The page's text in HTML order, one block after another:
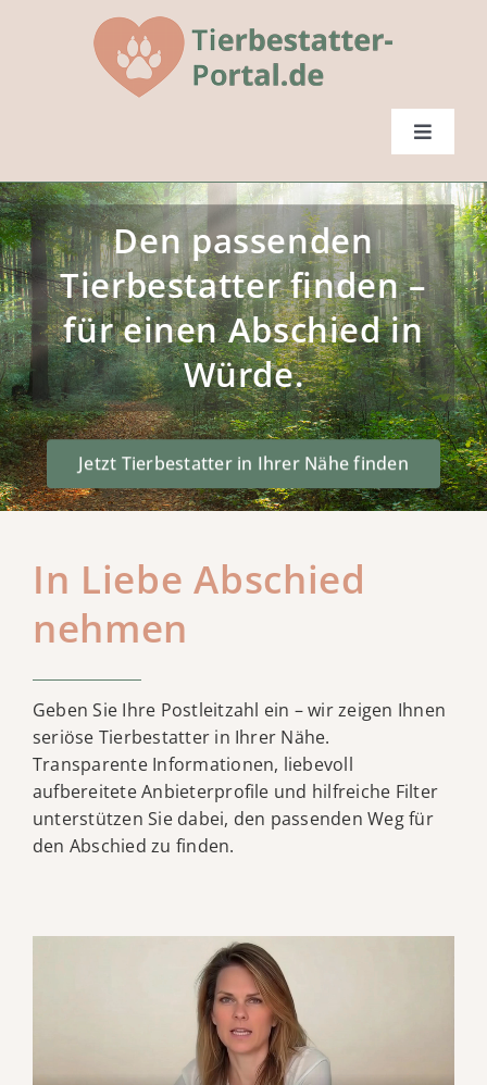
Toggle
Startseite
Tierbestatter finden
FAQs
Ratgeber
Mitglied werden
Den passenden
Tierbestatter finden –
für einen Abschied in
Würde.
Jetzt Tierbestatter in Ihrer Nähe finden
In Liebe Abschied
nehmen
Geben Sie Ihre Postleitzahl ein – wir zeigen Ihnen
seriöse Tierbestatter in Ihrer Nähe.
Transparente Informationen, liebevoll
aufbereitete Anbieterprofile und hilfreiche Filter
unterstützen Sie dabei, den passenden Weg für
den Abschied zu finden.